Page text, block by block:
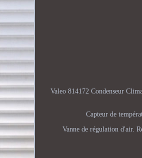
Valeo 814172 Condenseur
Capteur de
Vanne de régulation d'air.